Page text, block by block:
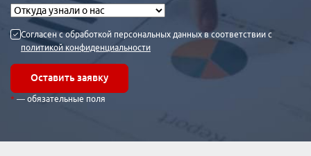
Согласен с обработкой персональных данных в соответствии с
политикой конфиденциальности
Оставить заявку
— обязательные поля